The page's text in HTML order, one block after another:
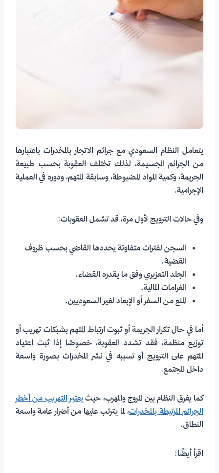
يتعامل النظام السعودي مع جرائم الاتجار بالمخدرات باعتبارها
من الجرائم الجسيمة، لذلك تختلف العقوبة بحسب طبيعة
الجريمة، وكمية المواد المضبوطة، وسابقة المتهم، ودوره في العملية
الإجرامية.
وفي حالات الترويج لأول مرة، قد تشمل العقوبات:
السجن لفترات متفاوتة يحددها القاضي بحسب ظروف
القضية.
الجلد التعزيري وفق ما يقدره القضاء.
الغرامات المالية.
المنع من السفر أو الإبعاد لغير السعوديين.
أما في حال تكرار الجريمة أو ثبوت ارتباط المتهم بشبكات تهريب أو
توزيع منظمة، فقد تشدد العقوبة، خصوصًا إذا ثبت اعتياد
المتهم على الترويج أو تسببه في نشر المخدرات بصورة واسعة
داخل المجتمع.
كما يفرق النظام بين المروج والمهرب، حيثيعتبر التهريب من أخطر
الجرائم المرتبطة بالمخدرات، لما يترتب عليها من أضرار عامة واسعة
النطاق.
اقرأ أيضًا: